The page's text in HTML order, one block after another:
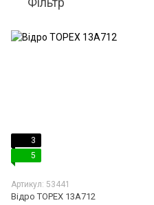
3
5
Артикул: 53441
Відро TOPEX 13A712